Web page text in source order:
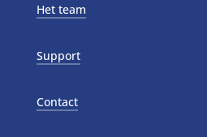
Het team
Support
Contact